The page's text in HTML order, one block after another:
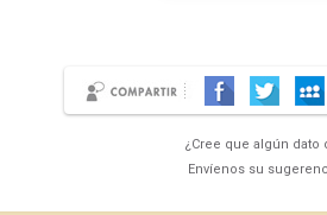
¿Cree que algún
Envíenos su